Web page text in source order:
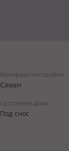
Материал постройки
Саман
Состояние дома
Под снос